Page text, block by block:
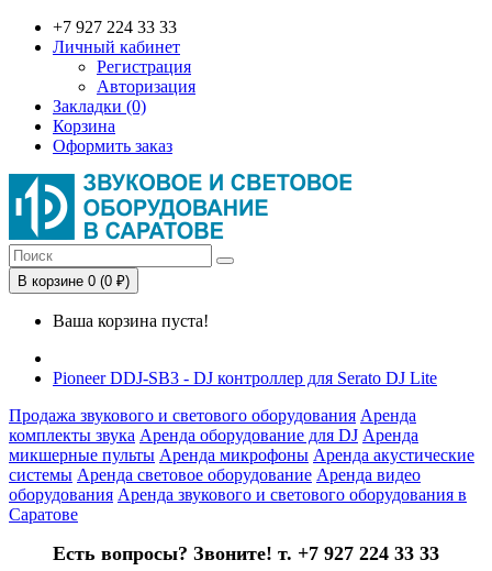
+7 927 224 33 33
Личный кабинет
Регистрация
Авторизация
Закладки (0)
Корзина
Оформить заказ
В корзине 0 (0 ₽)
Ваша корзина пуста!
Pioneer DDJ-SB3 - DJ контроллер для Serato DJ Lite
Продажа звукового и светового оборудования Аренда
комплекты звука Аренда оборудование для DJ Аренда
микшерные пульты Аренда микрофоны Аренда акустические
системы Аренда световое оборудование Аренда видео
оборудования Аренда звукового и светового оборудования в
Саратове
Есть вопросы? Звоните! т. +7 927 224 33 33